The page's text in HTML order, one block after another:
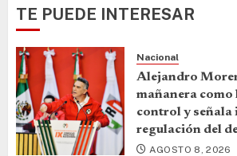
TE PUEDE INTERESAR
Nacional
Alejandro
mañanera como
control y señala
regulación del
AGOSTO 8, 2026